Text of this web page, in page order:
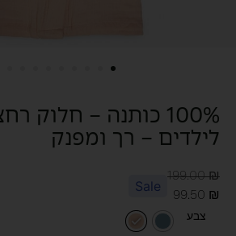
100% כותנה – חלוק
לילדים – רך ומפנק
199.00₪
99.50 ₪
Sale
צבע